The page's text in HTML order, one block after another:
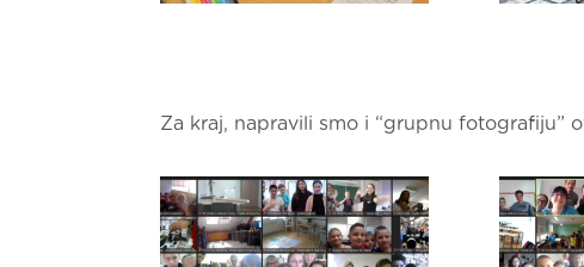
Za kraj, napravili smo i “grupnu fotografiju”